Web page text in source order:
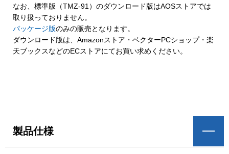
なお、標準版（TMZ-91）のダウンロード版はAOSストアでは
取り扱っておりません。
パッケージ版のみの販売となります。
ダウンロード版は、Amazonストア・ベクターPCショップ・楽
天ブックスなどのECストアにてお買い求めください。
製品仕様